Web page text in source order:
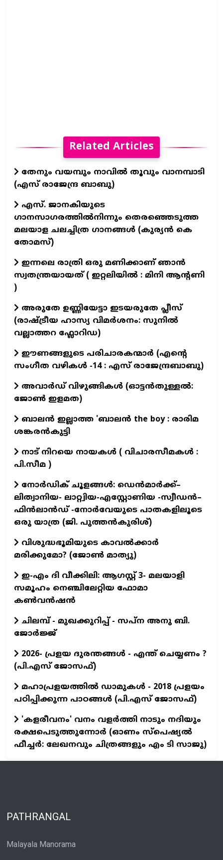
Related Articles
തേനും വയമ്പും നാവിൽ തൂവും വാനമ്പാടി
(എസ് രാജേന്ദ്ര ബാബു)
എസ്. ജാനകിയുടെ
ഗാനസാഗരത്തിൽനിന്നും തെരഞ്ഞെടുത്ത
മലയാള ചലച്ചിത്ര ഗാനങ്ങൾ (കുര്യൻ കെ
തോമസ്)
ഇന്നലെ രാത്രി ഒരു മണിക്കാണ് ഞാൻ
സ്വതന്ത്രയായത് ( ഇറ്റലിയിൽ : മിനി ആന്റണി
)
അരുതേ ഉണ്ണിയേട്ടാ ഇടയരുതേ പ്ലീസ്
(രാഷ്ട്രീയ ഹാസ്യ വിമർശനം: സുനിൽ
വല്ലാത്തറ ഫ്ലോറിഡ)
ഈണങ്ങളുടെ പരിചാരകന്മാര്‍ (എന്‍റെ
സംഗീത വഴികള്‍ -14 : എസ് രാജേന്ദ്രബാബു)
അവാർഡ് വിഴുങ്ങികൾ (ഓട്ടൻതുള്ളൽ:
ജോൺ ഇളമത)
ബാലൻ ഇല്ലാത്ത 'ബാലൻ the boy : രാരിമ
ശങ്കരൻകുട്ടി
നാട് നിറയെ നായകൾ ( വിചാരസീമകൾ :
പി.സീമ )
നോർഡിക് ചൂളങ്ങൾ: ഡെൻമാർക്ക്–
ലിത്വാനിയ- ലാറ്റ്വിയ-എസ്റ്റോണിയ -സ്വീഡൻ–
ഫിൻലാൻഡ് -നോർവേയുടെ പാതകളിലൂടെ
ഒരു യാത്ര (ജി. പുത്തൻകുരിശ്)
വിശുദ്ധഭൂമിയുടെ കാവല്‍ക്കാര്‍
മരിക്കുമോ? (ജോണ്‍ മാത്യു)
ഇ-എം ദി വീക്കിലി: ആഗസ്റ്റ് 3- മലയാളി
സമൂഹം നെഞ്ചിലേറ്റിയ ഫോമാ
കൺവൻഷൻ
ചിലമ്പ് - മുഖക്കുറിപ്പ് - സപ്ന അനു ബി.
ജോർജ്ജ്
2026- പ്രളയ ദുരന്തങ്ങള്‍ - എന്ത് ചെയ്യണം ?
(പി.എസ് ജോസഫ്‌)
മഹാപ്രളയത്തില്‍ ഡാമുകള്‍ - 2018 പ്രളയം
പഠിപ്പിക്കുന്ന പാഠങ്ങള്‍ (പി.എസ് ജോസഫ്‌)
'കളരീവനം' വനം വളര്‍ത്തി നാടും നദിയും
രക്ഷപെടുത്തുന്നോര്‍ (ഓണം സ്പെഷ്യല്‍
ഫീച്ചര്‍: ലേഖനവും ചിത്രങ്ങളും എം ടി സാജു)
PATHRANGAL
Malayala Manorama